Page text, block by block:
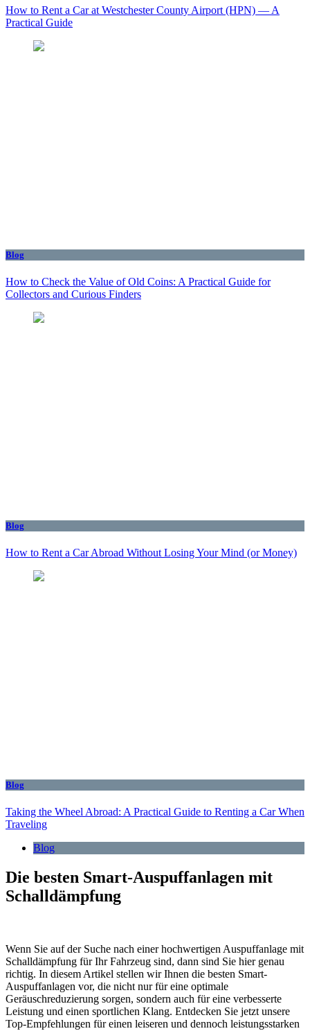
How to Rent a Car at Westchester County Airport (HPN) — A
Practical Guide
Blog
How to Check the Value of Old Coins: A Practical Guide for
Collectors and Curious Finders
Blog
How to Rent a Car Abroad Without Losing Your Mind (or Money)
Blog
Taking the Wheel Abroad: A Practical Guide to Renting a Car When
Traveling
Blog
Die besten Smart-Auspuffanlagen mit
Schalldämpfung
Wenn Sie auf der Suche nach einer hochwertigen Auspuffanlage mit
Schalldämpfung für Ihr Fahrzeug sind, dann sind Sie hier genau
richtig. In diesem Artikel stellen wir Ihnen die besten Smart-
Auspuffanlagen vor, die nicht nur für eine optimale
Geräuschreduzierung sorgen, sondern auch für eine verbesserte
Leistung und einen sportlichen Klang. Entdecken Sie jetzt unsere
Top-Empfehlungen für einen leiseren und dennoch leistungsstarken